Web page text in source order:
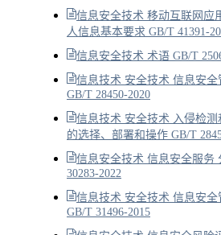
信息安全技术 移动互联网应
人信息基本要求 GB/T 41391-
信息安全技术 术语 GB/T
信息技术 安全技术 信息安
GB/T 28450-2020
信息技术 安全技术 入侵检测
的选择、部署和操作 GB/T
信息安全技术 信息安全服务
30283-2022
信息技术 安全技术 信息安
GB/T 31496-2015